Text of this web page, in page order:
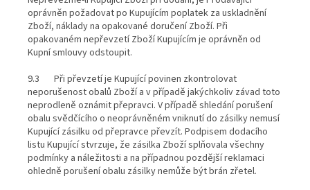
oprávněn požadovat po Kupujícím poplatek za uskladnění
Zboží, náklady na opakované doručení Zboží. Při
opakovaném nepřevzetí Zboží Kupujícím je oprávněn od
Kupní smlouvy odstoupit.
9.3 Při převzetí je Kupující povinen zkontrolovat
neporušenost obalů Zboží a v případě jakýchkoliv závad toto
neprodleně oznámit přepravci. V případě shledání porušení
obalu svědčícího o neoprávněném vniknutí do zásilky nemusí
Kupující zásilku od přepravce převzít. Podpisem dodacího
listu Kupující stvrzuje, že zásilka Zboží splňovala všechny
podmínky a náležitosti a na případnou pozdější reklamaci
ohledně porušení obalu zásilky nemůže být brán zřetel.